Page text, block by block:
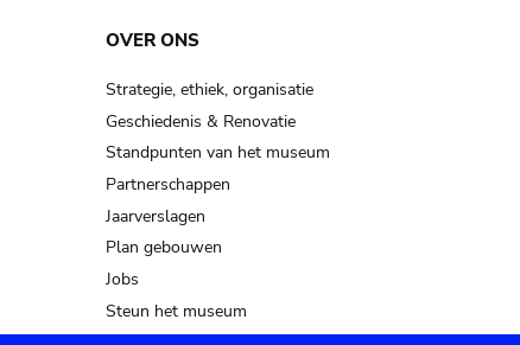
OVER ONS
Strategie, ethiek, organisatie
Geschiedenis & Renovatie
Standpunten van het museum
Partnerschappen
Jaarverslagen
Plan gebouwen
Jobs
Steun het museum